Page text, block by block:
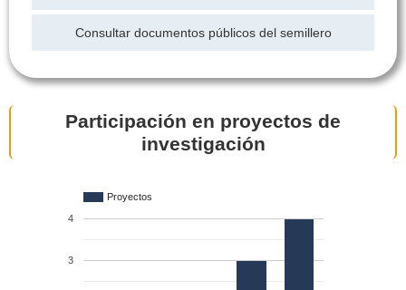
Consultar documentos públicos del semillero
Participación en proyectos de
investigación
Proyectos
3
4